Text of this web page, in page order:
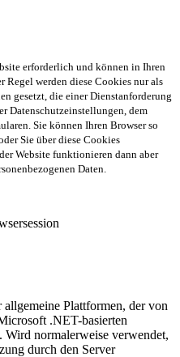
erforderlich und können in Ihren
Regel werden diese Cookies nur als
gesetzt, die einer Dienstanforderung
Datenschutzeinstellungen, dem
Sie können Ihren Browser so
Sie über diese Cookies
Website funktionieren dann aber
Daten.
Plattformen, der von
.NET-basierten
Wird normalerweise verwendet,
durch den Server